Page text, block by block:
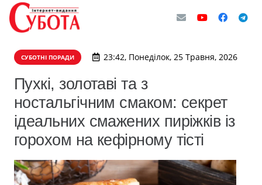
СУБОТНІ ПОРАДИ 23:42, Понеділок, 25 Травня, 2026
Пухкі, золотаві та з
ностальгічним смаком: секрет
ідеальних смажених пиріжків із
горохом на кефірному тісті